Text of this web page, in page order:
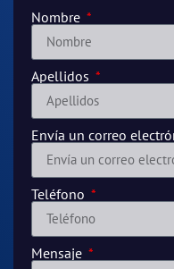
Nombre
Apellidos
Envía un correo
Teléfono
Mensaje